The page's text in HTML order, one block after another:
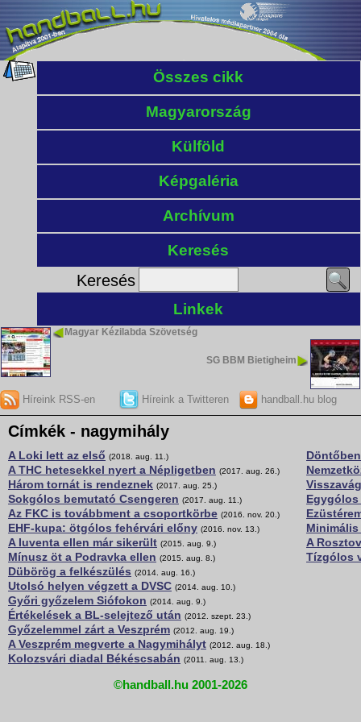
Összes cikk
Magyarország
Külföld
Képgaléria
Archívum
Keresés
Keresés
Linkek
Magyar Kézilabda Szövetség
SG BBM Bietigheim
Híreink RSS-en Híreink a Twitteren handball.hu blog
Címkék - nagymihály
A Loki lett az első (2018. aug. 11.)
A THC hetesekkel nyert a Népligetben (2017. aug. 26.)
Három tornát is rendeznek (2017. aug. 25.)
Sokgólos bemutató Csengeren (2017. aug. 11.)
Az FKC is továbbment a csoportkörbe (2016. nov. 20.)
EHF-kupa: ötgólos fehérvári előny (2016. nov. 13.)
A Iuventa ellen már sikerült (2015. aug. 9.)
Mínusz öt a Podravka ellen (2015. aug. 8.)
Dübörög a felkészülés (2014. aug. 16.)
Utolsó helyen végzett a DVSC (2014. aug. 10.)
Győri győzelem Siófokon (2014. aug. 9.)
Értékelések a BL-selejtező után (2012. szept. 23.)
Győzelemmel zárt a Veszprém (2012. aug. 19.)
A Veszprém megverte a Nagymihályt (2012. aug. 18.)
Kolozsvári diadal Békéscsabán (2011. aug. 13.)
A
Tízgólos
©handball.hu 2001-2026